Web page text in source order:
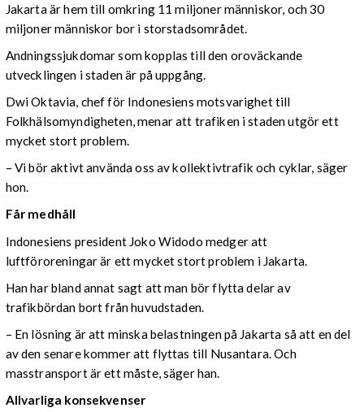
Jakarta är hem till omkring 11 miljoner människor, och 30
miljoner människor bor i storstadsområdet.
Andningssjukdomar som kopplas till den oroväckande
utvecklingen i staden är på uppgång.
Dwi Oktavia, chef för Indonesiens motsvarighet till
Folkhälsomyndigheten, menar att trafiken i staden utgör ett
mycket stort problem.
– Vi bör aktivt använda oss av kollektivtrafik och cyklar, säger
hon.
Får medhåll
Indonesiens president Joko Widodo medger att
luftföroreningar är ett mycket stort problem i Jakarta.
Han har bland annat sagt att man bör flytta delar av
trafikbördan bort från huvudstaden.
– En lösning är att minska belastningen på Jakarta så att en del
av den senare kommer att flyttas till Nusantara. Och
masstransport är ett måste, säger han.
Allvarliga konsekvenser